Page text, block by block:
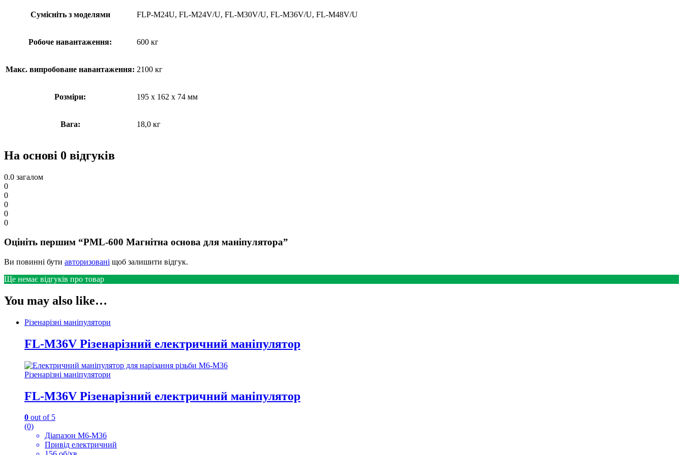
Сумісніть з моделями FLP-M24U, FL-M24V/U, FL-M30V/U, FL-M36V/U, FL-M48V/U
Робоче навантаження: 600 кг
Макс. випробоване навантаження: 2100 кг
Розміри: 195 х 162 х 74 мм
Вага: 18,0 кг
На основі 0 відгуків
0.0 загалом
0
0
0
0
0
Оцініть першим “PML-600 Магнітна основа для маніпулятора”
Ви повинні бути авторизовані щоб залишити відгук.
Ще немає відгуків про товар
You may also like…
Різенарізні маніпулятори
FL-M36V Різенарізний електричний маніпулятор
Різенарізні маніпулятори
FL-M36V Різенарізний електричний маніпулятор
0 out of 5
(0)
Діапазон M6-M36
Привід електричний